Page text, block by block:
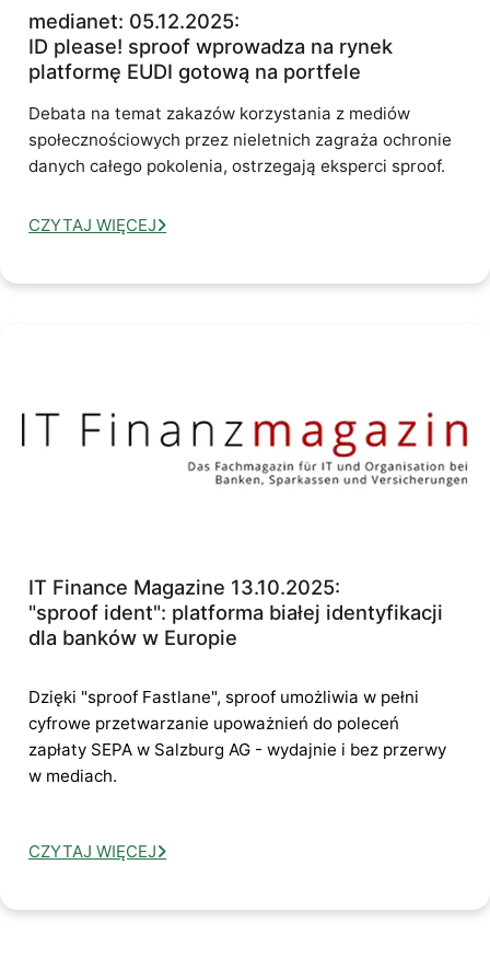
medianet: 05.12.2025:
ID please! sproof wprowadza na rynek
platformę EUDI gotową na portfele
Debata na temat zakazów korzystania z mediów
społecznościowych przez nieletnich zagraża ochronie
danych całego pokolenia, ostrzegają eksperci sproof.
CZYTAJ WIĘCEJ
IT Finance Magazine 13.10.2025:
"sproof ident": platforma białej identyfikacji
dla banków w Europie
Dzięki "sproof Fastlane", sproof umożliwia w pełni
cyfrowe przetwarzanie upoważnień do poleceń
zapłaty SEPA w Salzburg AG - wydajnie i bez przerwy
w mediach.
CZYTAJ WIĘCEJ